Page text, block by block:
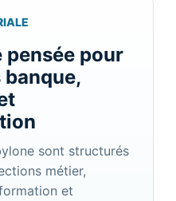
pensée pour
banque,
sont structurés
métier,
et